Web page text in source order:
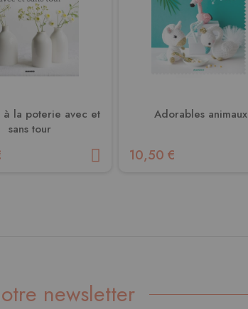
à la poterie avec et
sans tour
Adorables animaux
10,50 €
newsletter